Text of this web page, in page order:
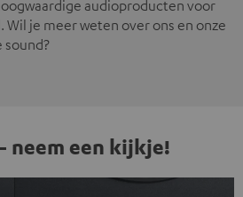
audioproducten voor
je meer weten over ons en onze
sound?
neem een kijkje!